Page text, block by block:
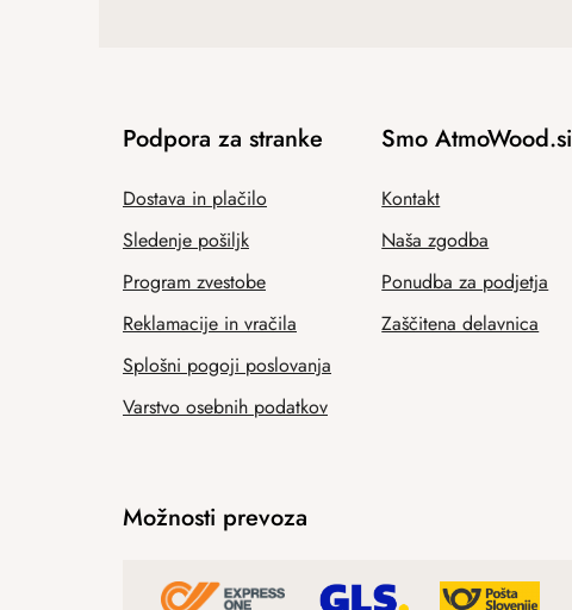
Podpora za stranke
Dostava in plačilo
Sledenje pošiljk
Program zvestobe
Reklamacije in vračila
Splošni pogoji poslovanja
Varstvo osebnih podatkov
Smo AtmoWood.si
Kontakt
Naša zgodba
Ponudba za podjetja
Zaščitena delavnica
Možnosti prevoza